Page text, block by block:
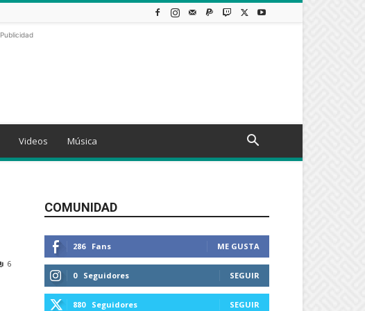
Publicidad
Videos Música
6
COMUNIDAD
286 Fans ME GUSTA
0 Seguidores SEGUIR
880 Seguidores SEGUIR